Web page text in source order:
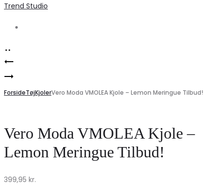
Trend Studio
Product
navigation
ONLCAITLIN
Denim
til
og
Veronique
Biker
–
Brun
Stilfuld
ForsideTøjKjolerVero Moda VMOLEA Kjole – Lemon Meringue Tilbud!
Vero Moda VMOLEA Kjole –
Lemon Meringue Tilbud!
399,95 kr.